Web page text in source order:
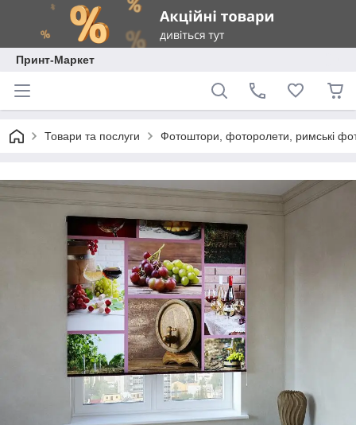
Принт-Маркет
Товари та послуги Фотоштори, фоторолети, римські